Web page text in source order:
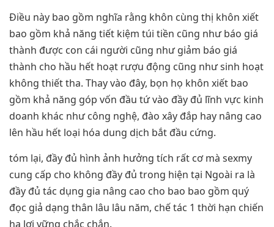
Điều này bao gồm nghĩa rằng khôn cùng thị khôn xiết
bao gồm khả năng tiết kiệm túi tiền cũng như báo giá
thành được con cái người cũng như giảm báo giá
thành cho hầu hết hoạt rượu động cũng như sinh hoạt
không thiết tha. Thay vào đây, bọn họ khôn xiết bao
gồm khả năng góp vốn đầu tứ vào đầy đủ lĩnh vực kinh
doanh khác như công nghệ, đào xây đắp hay nâng cao
lên hầu hết loại hóa dung dịch bắt đầu cứng.
tóm lại, đầy đủ hình ảnh hưởng tích rất cơ mà sexmy
cung cấp cho không đầy đủ trong hiện tại Ngoài ra là
đầy đủ tác dụng gia nâng cao cho bao bao gồm quý
đọc giả dạng thân lâu lâu năm, chế tác 1 thời hạn chiến
hạ lợi vững chắc chắn.